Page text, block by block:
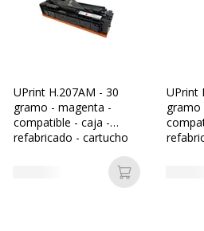
a la cesta
UPrint H.207AM - 30
gramo - magenta -
compatible - caja -
refabricado - cartucho
Añadir a la
UPrint
gramo